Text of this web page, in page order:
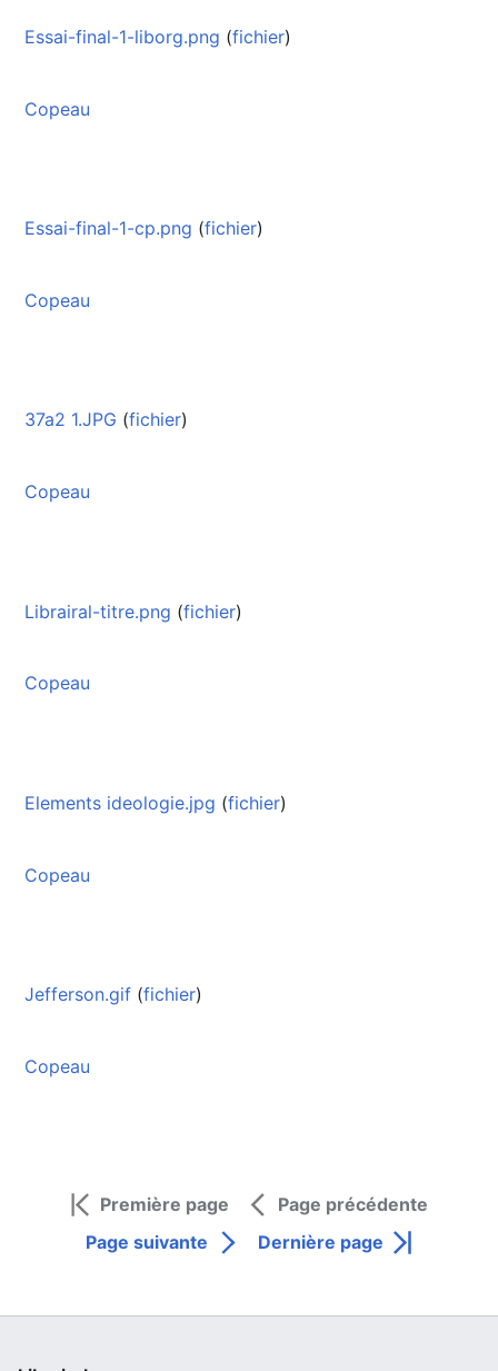
Essai-final-1-liborg.png (fichier)
Copeau
Essai-final-1-cp.png (fichier)
Copeau
37a2 1.JPG (fichier)
Copeau
Librairal-titre.png (fichier)
Copeau
Elements ideologie.jpg (fichier)
Copeau
Jefferson.gif (fichier)
Copeau
Première page
Page précédente
Page suivante
Dernière page